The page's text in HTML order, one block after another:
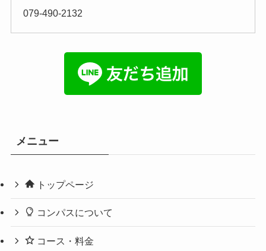
079-490-2132
メニュー
トップページ
コンパスについて
コース・料金